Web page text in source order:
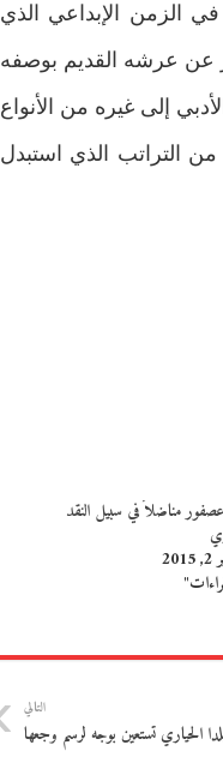
الزمن الإبداعي الذي
عن عرشه القديم بوصفه
إلى غيره من الأنواع
التراتب الذي استبدل
مناضلاً في سبيل النقد
التالي
الحياري تستعين بوجه لرسم وجعها